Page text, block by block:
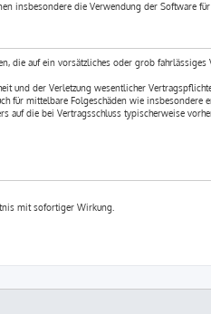
insbesondere die Verwendung der Software
die auf ein vorsätzliches oder grob fahrlässiges
und der Verletzung wesentlicher
für mittelbare Folgeschäden wie insbesondere
auf die bei Vertragsschluss typischerweise
mit sofortiger Wirkung.